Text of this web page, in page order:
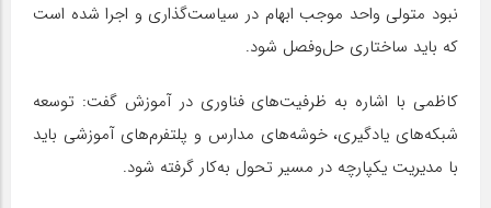
نبود متولی واحد موجب ابهام در سیاست‌گذاری و اجرا شده است
که باید ساختاری حل‌وفصل شود.
کاظمی با اشاره به ظرفیت‌های فناوری در آموزش گفت: توسعه
شبکه‌های یادگیری، خوشه‌های مدارس و پلتفرم‌های آموزشی باید
با مدیریت یکپارچه در مسیر تحول به‌کار گرفته شود.